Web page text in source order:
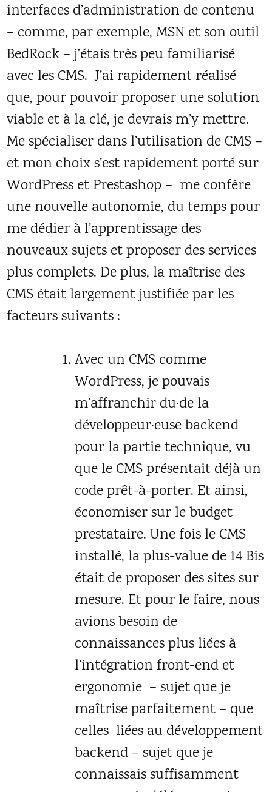
interfaces d’administration de contenu
– comme, par exemple, MSN et son outil
BedRock – j’étais très peu familiarisé
avec les CMS. J’ai rapidement réalisé
que, pour pouvoir proposer une solution
viable et à la clé, je devrais m’y mettre.
Me spécialiser dans l’utilisation de CMS –
et mon choix s’est rapidement porté sur
WordPress et Prestashop – me confère
une nouvelle autonomie, du temps pour
me dédier à l’apprentissage des
nouveaux sujets et proposer des services
plus complets. De plus, la maîtrise des
CMS était largement justifiée par les
facteurs suivants :
Avec un CMS comme
WordPress, je pouvais
m’affranchir du·de la
développeur·euse backend
pour la partie technique, vu
que le CMS présentait déjà un
code prêt-à-porter. Et ainsi,
économiser sur le budget
prestataire. Une fois le CMS
installé, la plus-value de 14 Bis
était de proposer des sites sur
mesure. Et pour le faire, nous
avions besoin de
connaissances plus liées à
l’intégration front-end et
ergonomie – sujet que je
maîtrise parfaitement – que
celles liées au développement
backend – sujet que je
connaissais suffisamment